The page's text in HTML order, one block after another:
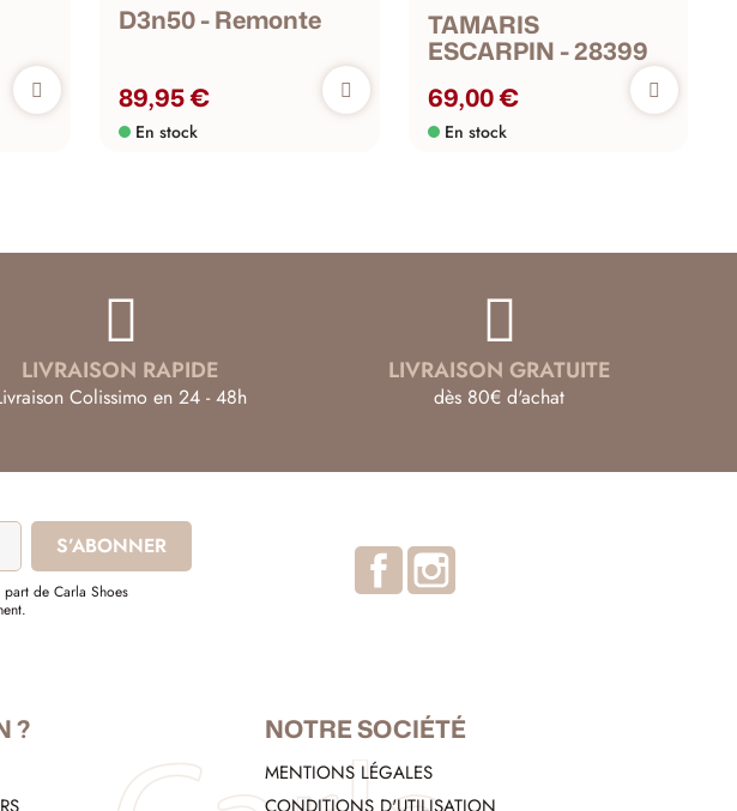
D3n50 - Remonte
89,95 €
En stock
TAMARIS
ESCARPIN - 28399
69,00 €
En stock
LIVRAISON RAPIDE
Colissimo en 24 - 48h
LIVRAISON GRATUITE
dès 80€ d'achat
de Carla Shoes
Facebook
? NOTRE SOCIÉTÉ
MENTIONS LÉGALES